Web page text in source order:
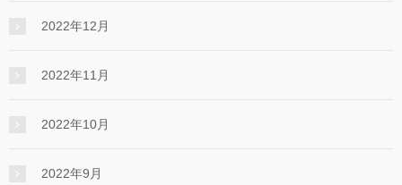
2022年12月
2022年11月
2022年10月
2022年9月